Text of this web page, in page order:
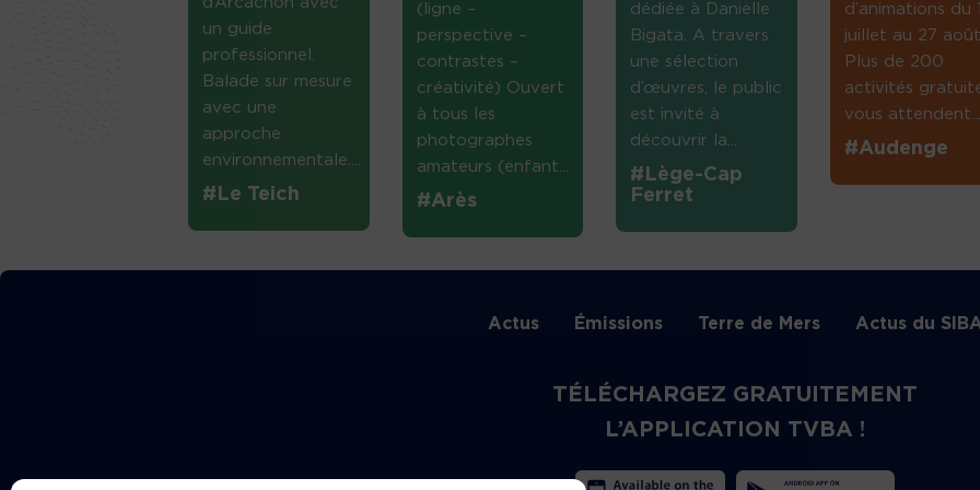
un guide
professionnel.
Balade sur mesure
avec une
approche
environnementale....
#Le Teich
(ligne –
perspective –
contrastes –
créativité) Ouvert
à tous les
photographes
amateurs (enfant...
#Arès
dédiée à Danielle
Bigata. A travers
une sélection
d’œuvres, le public
est invité à
découvrir la...
#Lège-Cap
Ferret
d’animations du 1
juillet au 27 août.
Plus de 200
activités
vous attendent....
#Audenge
Actus Émissions Terre de Mers Actus du
TÉLÉCHARGEZ GRATUITEMENT
L’APPLICATION TVBA !